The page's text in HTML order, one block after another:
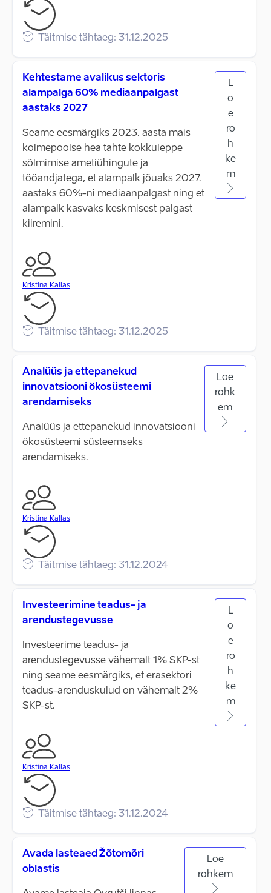
Täitmise tähtaeg: 31.12.2025
Kehtestame avalikus sektoris
alampalga 60% mediaanpalgast
aastaks 2027
Seame eesmärgiks 2023. aasta mais
kolmepoolse hea tahte kokkuleppe
sõlmimise ametiühingute ja
tööandjatega, et alampalk jõuaks 2027.
aastaks 60%-ni mediaanpalgast ning et
alampalk kasvaks keskmisest palgast
kiiremini.
Kristina Kallas
Täitmise tähtaeg: 31.12.2025
L
o
e
ro
h
ke
m
Analüüs ja ettepanekud
innovatsiooni ökosüsteemi
arendamiseks
Analüüs ja ettepanekud innovatsiooni
ökosüsteemi süsteemseks
arendamiseks.
Kristina Kallas
Täitmise tähtaeg: 31.12.2024
Loe
rohk
em
Investeerimine teadus- ja
arendustegevusse
Investeerime teadus- ja
arendustegevusse vähemalt 1% SKP-st
ning seame eesmärgiks, et erasektori
teadus-arenduskulud on vähemalt 2%
SKP-st.
Kristina Kallas
Täitmise tähtaeg: 31.12.2024
L
o
e
ro
h
ke
m
Avada lasteaed Žõtomõri
oblastis
Loe
rohkem